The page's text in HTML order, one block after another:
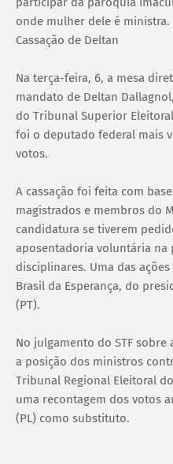
onde mulher dele é ministra.
Cassação de Deltan
Na terça-feira, 6, a mesa
mandato de Deltan
do Tribunal Superior
foi o deputado federal mais
votos.
A cassação foi feita com
magistrados e membros do
candidatura se tiverem
aposentadoria voluntária na
disciplinares. Uma das
Brasil da Esperança, do
(PT).
No julgamento do STF sobre
a posição dos ministros
Tribunal Regional Eleitoral
uma recontagem dos votos
(PL) como substituto.